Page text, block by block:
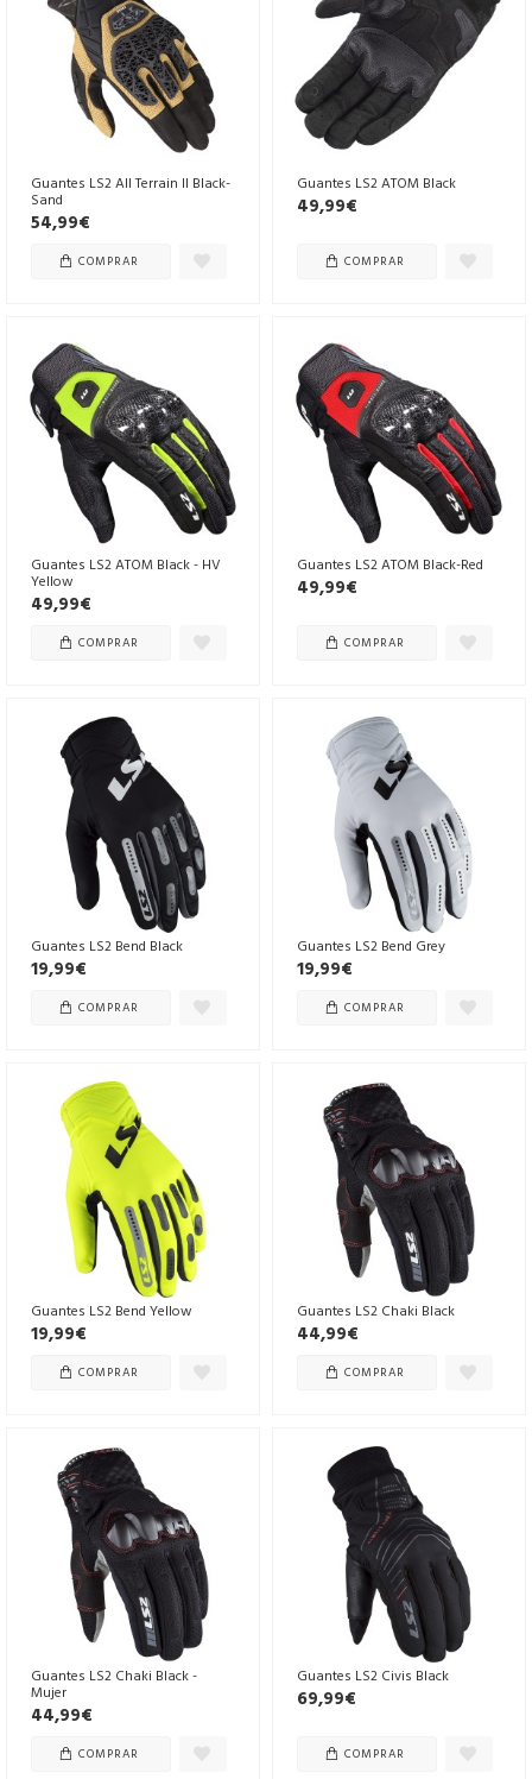
Guantes LS2 All Terrain II Black-
Sand
54,99€
COMPRAR
Guantes LS2 ATOM Black
49,99€
COMPRAR
Guantes LS2 ATOM Black - HV
Yellow
49,99€
COMPRAR
Guantes LS2 ATOM Black-Red
49,99€
COMPRAR
Guantes LS2 Bend Black
19,99€
COMPRAR
Guantes LS2 Bend Grey
19,99€
COMPRAR
Guantes LS2 Bend Yellow
19,99€
COMPRAR
Guantes LS2 Chaki Black
44,99€
COMPRAR
Guantes LS2 Chaki Black -
Mujer
44,99€
COMPRAR
Guantes LS2 Civis Black
69,99€
COMPRAR